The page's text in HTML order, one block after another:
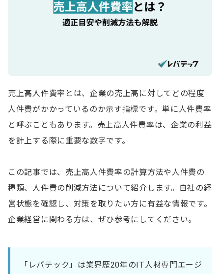
売上高人件費率とは、企業の売上高に対してどの程度
人件費がかかっているのか示す指標です。単に人件費率
と呼ぶこともあります。売上高人件費率は、企業の利益
を計上する際に重要な数字です。
この記事では、売上高人件費率の計算方法や人件費の
種類、人件費の削減方法について紹介します。自社の経
営状態を確認し、対策を取りたい方に有益な情報です。
企業経営に関わる方は、ぜひ参考にしてください。
「レバテック」は業界歴20年のIT人材専門エージ